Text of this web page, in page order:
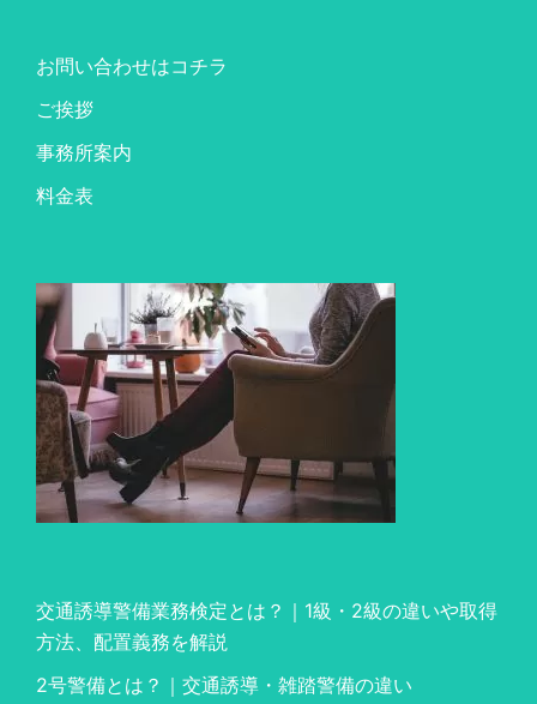
お問い合わせはコチラ
ご挨拶
事務所案内
料金表
交通誘導警備業務検定とは？｜1級・2級の違いや取得
方法、配置義務を解説
2号警備とは？｜交通誘導・雑踏警備の違い